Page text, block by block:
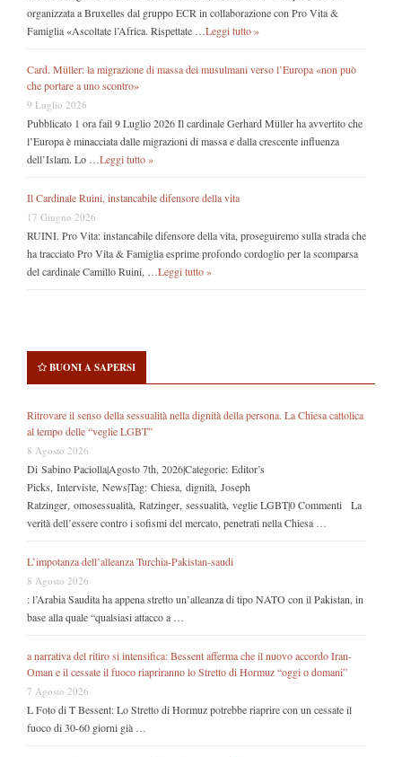
organizzata a Bruxelles dal gruppo ECR in collaborazione con Pro Vita &
Famiglia «Ascoltate l’Africa. Rispettate … Leggi tutto »
Card. Müller: la migrazione di massa dei musulmani verso l’Europa «non può
che portare a uno scontro»
9 Luglio 2026
Pubblicato 1 ora fail 9 Luglio 2026 Il cardinale Gerhard Müller ha avvertito che
l’Europa è minacciata dalle migrazioni di massa e dalla crescente influenza
dell’Islam. Lo … Leggi tutto »
Il Cardinale Ruini, instancabile difensore della vita
17 Giugno 2026
RUINI. Pro Vita: instancabile difensore della vita, proseguiremo sulla strada che
ha tracciato Pro Vita & Famiglia esprime profondo cordoglio per la scomparsa
del cardinale Camillo Ruini, … Leggi tutto »
BUONI A SAPERSI
Ritrovare il senso della sessualità nella dignità della persona. La Chiesa cattolica
al tempo delle “veglie LGBT”
8 Agosto 2026
Di Sabino Paciolla|Agosto 7th, 2026|Categorie: Editor’s
Picks, Interviste, News|Tag: Chiesa, dignità, Joseph
Ratzinger, omosessualità, Ratzinger, sessualità, veglie LGBT|0 Commenti La
verità dell’essere contro i sofismi del mercato, penetrati nella Chiesa …
L’impotanza dell’alleanza Turchia-Pakistan-saudi
8 Agosto 2026
: l’Arabia Saudita ha appena stretto un’alleanza di tipo NATO con il Pakistan, in
base alla quale “qualsiasi attacco a …
a narrativa del ritiro si intensifica: Bessent afferma che il nuovo accordo Iran-
Oman e il cessate il fuoco riapriranno lo Stretto di Hormuz “oggi o domani”
7 Agosto 2026
L Foto di T Bessent: Lo Stretto di Hormuz potrebbe riaprire con un cessate il
fuoco di 30-60 giorni già …